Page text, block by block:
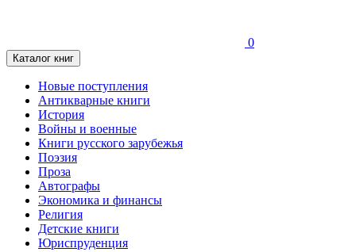
0
Каталог книг
Новые поступления
Антикварные книги
История
Войны и военные
Книги русского зарубежья
Поэзия
Проза
Автографы
Экономика и финансы
Религия
Детские книги
Юриспруденция